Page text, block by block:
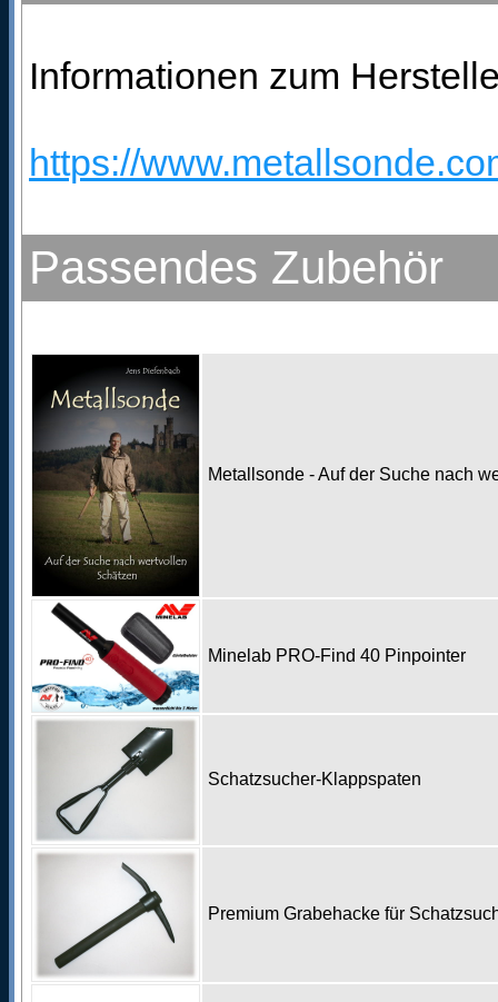
Informationen zum
https://
Passendes Zubehör
Metallsonde - Auf der Suche nach
Minelab PRO-Find 40 Pinpointer
Schatzsucher-Klappspaten
Premium Grabehacke für